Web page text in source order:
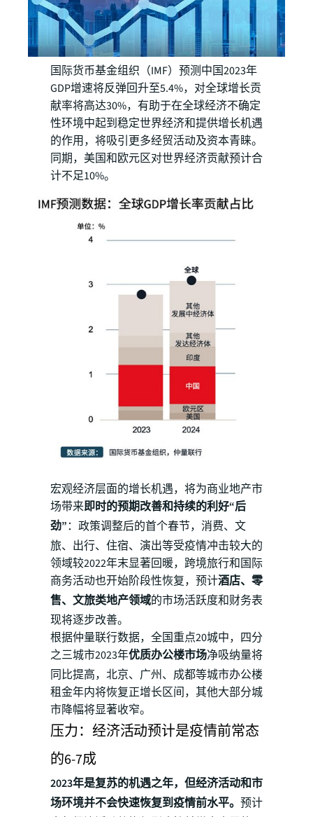
国际货币基金组织（IMF）预测中国2023年
GDP增速将反弹回升至5.4%，对全球增长贡
献率将高达30%，有助于在全球经济不确定
性环境中起到稳定世界经济和提供增长机遇
的作用，将吸引更多经贸活动及资本青睐。
同期，美国和欧元区对世界经济贡献预计合
计不足10%。
宏观经济层面的增长机遇，将为商业地产市
场带来即时的预期改善和持续的利好“后
劲”：政策调整后的首个春节，消费、文
旅、出行、住宿、演出等受疫情冲击较大的
领域较2022年末显著回暖，跨境旅行和国际
商务活动也开始阶段性恢复，预计酒店、零
售、文旅类地产领域的市场活跃度和财务表
现将逐步改善。
根据仲量联行数据，全国重点20城中，四分
之三城市2023年优质办公楼市场净吸纳量将
同比提高，北京、广州、成都等城市办公楼
租金年内将恢复正增长区间，其他大部分城
市降幅将显著收窄。
压力：经济活动预计是疫情前常态
的6-7成
2023年是复苏的机遇之年，但经济活动和市
场环境并不会快速恢复到疫情前水平。 预计